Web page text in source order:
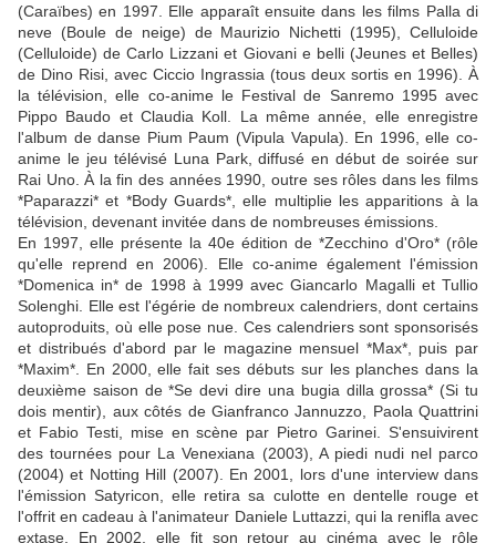
(Caraïbes) en 1997. Elle apparaît ensuite dans les films Palla di
neve (Boule de neige) de Maurizio Nichetti (1995), Celluloide
(Celluloide) de Carlo Lizzani et Giovani e belli (Jeunes et Belles)
de Dino Risi, avec Ciccio Ingrassia (tous deux sortis en 1996). À
la télévision, elle co-anime le Festival de Sanremo 1995 avec
Pippo Baudo et Claudia Koll. La même année, elle enregistre
l'album de danse Pium Paum (Vipula Vapula). En 1996, elle co-
anime le jeu télévisé Luna Park, diffusé en début de soirée sur
Rai Uno. À la fin des années 1990, outre ses rôles dans les films
*Paparazzi* et *Body Guards*, elle multiplie les apparitions à la
télévision, devenant invitée dans de nombreuses émissions.
En 1997, elle présente la 40e édition de *Zecchino d'Oro* (rôle
qu'elle reprend en 2006). Elle co-anime également l'émission
*Domenica in* de 1998 à 1999 avec Giancarlo Magalli et Tullio
Solenghi. Elle est l'égérie de nombreux calendriers, dont certains
autoproduits, où elle pose nue. Ces calendriers sont sponsorisés
et distribués d'abord par le magazine mensuel *Max*, puis par
*Maxim*. En 2000, elle fait ses débuts sur les planches dans la
deuxième saison de *Se devi dire una bugia dilla grossa* (Si tu
dois mentir), aux côtés de Gianfranco Jannuzzo, Paola Quattrini
et Fabio Testi, mise en scène par Pietro Garinei. S'ensuivirent
des tournées pour La Venexiana (2003), A piedi nudi nel parco
(2004) et Notting Hill (2007). En 2001, lors d'une interview dans
l'émission Satyricon, elle retira sa culotte en dentelle rouge et
l'offrit en cadeau à l'animateur Daniele Luttazzi, qui la renifla avec
extase. En 2002, elle fit son retour au cinéma avec le rôle